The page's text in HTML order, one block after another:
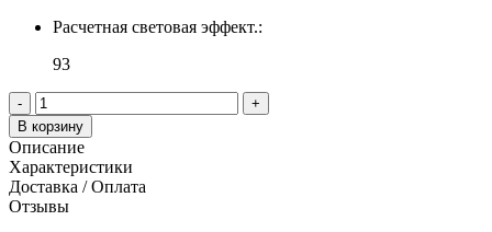
Расчетная световая эффект.:
93
-
+
В корзину
Описание
Характеристики
Доставка / Оплата
Отзывы